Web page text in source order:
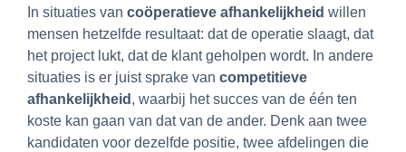
In situaties van coöperatieve afhankelijkheid willen
mensen hetzelfde resultaat: dat de operatie slaagt, dat
het project lukt, dat de klant geholpen wordt. In andere
situaties is er juist sprake van competitieve
afhankelijkheid , waarbij het succes van de één ten
koste kan gaan van dat van de ander. Denk aan twee
kandidaten voor dezelfde positie, twee afdelingen die